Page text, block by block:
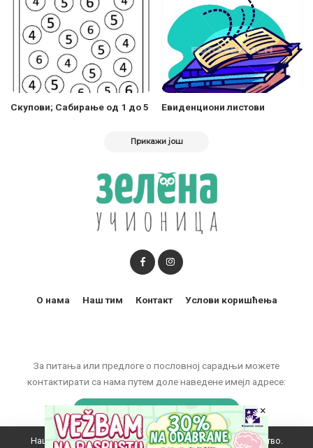
Скупови; Сабирање од 1 до 5 Евиденциони листови
Прикажи још
За питања или предлоге о пословној сарадњи можете
контактирати са нама путем доле наведене имејл адресе:
marketing@zelenaucionica.com
О нама Наш тим Контакт Услови коришћења
Наш вебсајт користи колачиће да побољша ваше искуство.
×